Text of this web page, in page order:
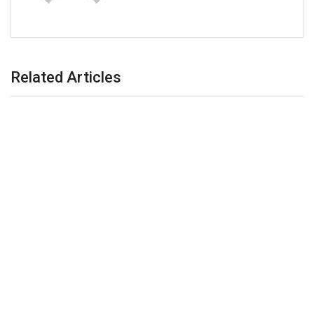
Related Articles